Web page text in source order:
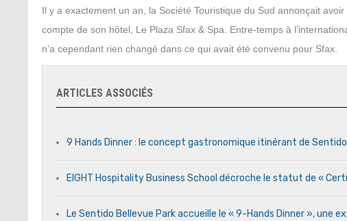
Il y a exactement un an, la Société Touristique du Sud annonçait
compte de son hôtel, Le Plaza Sfax & Spa. Entre-temps à
n’a cependant rien changé dans ce qui avait été convenu pour Sfax.
ARTICLES ASSOCIÉS
9 Hands Dinner : le concept gastronomique itinérant de
EIGHT Hospitality Business School décroche le statut de «
Le Sentido Bellevue Park accueille le « 9-Hands Dinner », une